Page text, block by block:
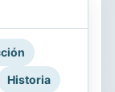
Historia